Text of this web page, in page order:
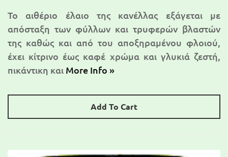
Το αιθέριο έλαιο της κανέλλας εξάγεται με
απόσταξη των φύλλων και τρυφερών βλαστών
της καθώς και από του αποξηραμένου φλοιού,
έχει κίτρινο έως καφέ χρώμα και γλυκιά ζεστή,
πικάντικη και More Info »
Add To Cart